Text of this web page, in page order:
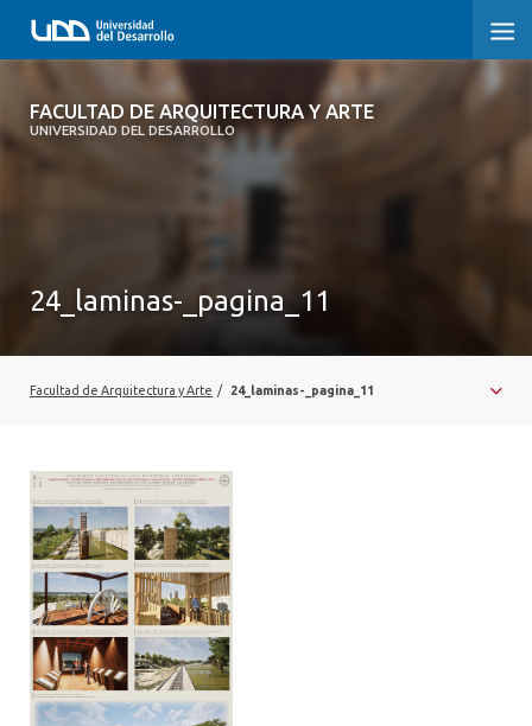
FACULTAD DE ARQUITECTURA Y ARTE
UNIVERSIDAD DEL DESARROLLO
FACULTAD DE ARQUITECTURA Y ARTE
VINCULACIÓN CON EL MEDIO
ALUMNI
PLATAFORMA VUT
24_laminas-_pagina_11
Facultad de Arquitectura y Arte / 24_laminas-_pagina_11